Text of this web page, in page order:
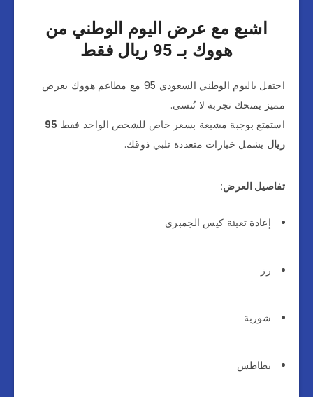
اشبع مع عرض اليوم الوطني من
هووك بـ 95 ريال فقط
احتفل باليوم الوطني السعودي 95 مع مطاعم هووك بعرض
مميز يمنحك تجربة لا تُنسى.
استمتع بوجبة مشبعة بسعر خاص للشخص الواحد فقط 95
ريال يشمل خيارات متعددة تلبي ذوقك.
تفاصيل العرض:
إعادة تعبئة كيس الجمبري
رز
شوربة
بطاطس